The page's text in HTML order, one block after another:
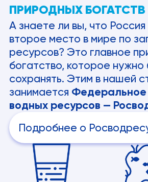
ПРИРОДНЫХ БОГАТСТВ
А знаете ли вы, что
второе место в мире по
ресурсов? Это главное
богатство, которое нужно
сохранять. Этим в нашей
занимается Федеральное
водных ресурсов —
Подробнее о